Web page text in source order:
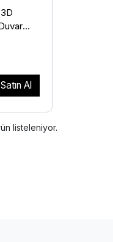
Satın Al
listeleniyor.